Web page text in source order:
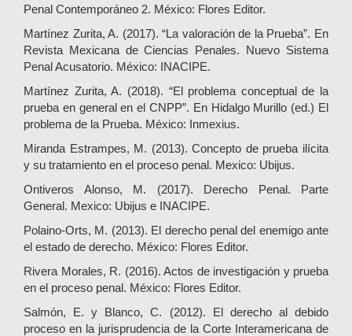
Penal Contemporáneo 2. México: Flores Editor.
Martínez Zurita, A. (2017). “La valoración de la Prueba”. En
Revista Mexicana de Ciencias Penales. Nuevo Sistema
Penal Acusatorio. México: INACIPE.
Martínez Zurita, A. (2018). “El problema conceptual de la
prueba en general en el CNPP”. En Hidalgo Murillo (ed.) El
problema de la Prueba. México: Inmexius.
Miranda Estrampes, M. (2013). Concepto de prueba ilícita
y su tratamiento en el proceso penal. Mexico: Ubijus.
Ontiveros Alonso, M. (2017). Derecho Penal. Parte
General. Mexico: Ubijus e INACIPE.
Polaino-Orts, M. (2013). El derecho penal del enemigo ante
el estado de derecho. México: Flores Editor.
Rivera Morales, R. (2016). Actos de investigación y prueba
en el proceso penal. México: Flores Editor.
Salmón, E. y Blanco, C. (2012). El derecho al debido
proceso en la jurisprudencia de la Corte Interamericana de